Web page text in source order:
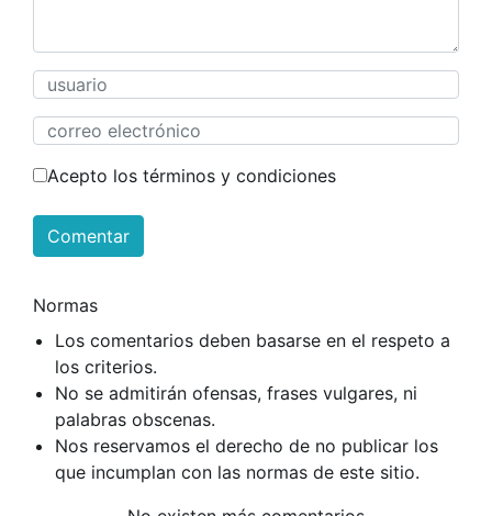
Acepto los términos y condiciones
Comentar
Normas
Los comentarios deben basarse en el respeto a
los criterios.
No se admitirán ofensas, frases vulgares, ni
palabras obscenas.
Nos reservamos el derecho de no publicar los
que incumplan con las normas de este sitio.